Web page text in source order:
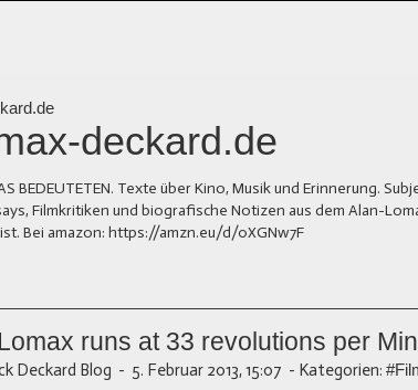
deckard.de
BEDEUTETEN. Texte über Kino, Musik und Erinnerung.
Filmkritiken und biografische Notizen aus dem Alan-
Bei amazon: https://amzn.eu/d/0XGNw7F
runs at 33 revolutions per
Deckard Blog - 5. Februar 2013, 15:07 - Kategorien: